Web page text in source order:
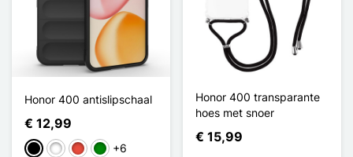
Honor 400 antislipschaal
€ 12,99
ZwartWit RoodGroen
+6
Honor 400 transparante
hoes met snoer
€ 15,99